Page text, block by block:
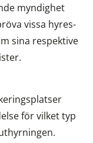
myndighet
vissa hyres-
sina respektive
för vilket typ